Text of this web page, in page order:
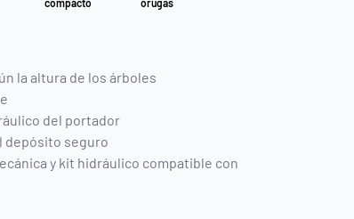
compacto
orugas
la altura de los árboles
del portador
depósito seguro
y kit hidráulico compatible con